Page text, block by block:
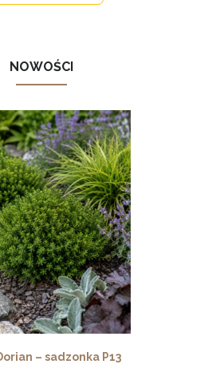
NOWOŚCI
– sadzonka P13